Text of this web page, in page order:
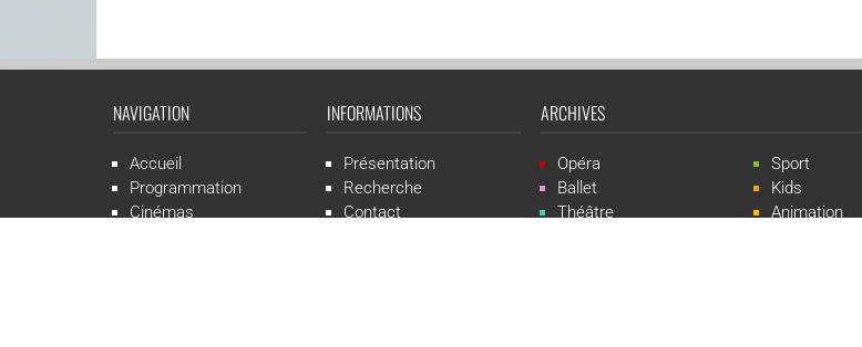
NAVIGATION
Accueil
Programmation
Cinémas
INFORMATIONS
Présentation
Recherche
Contact
ARCHIVES
Opéra
Ballet
Théâtre
Sport
Kids
Animation